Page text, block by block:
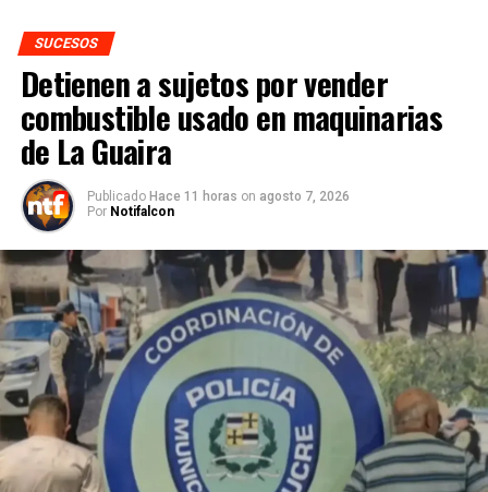
SUCESOS
Detienen a sujetos por vender
combustible usado en maquinarias
de La Guaira
Publicado Hace 11 horas on agosto 7, 2026
Por Notifalcon